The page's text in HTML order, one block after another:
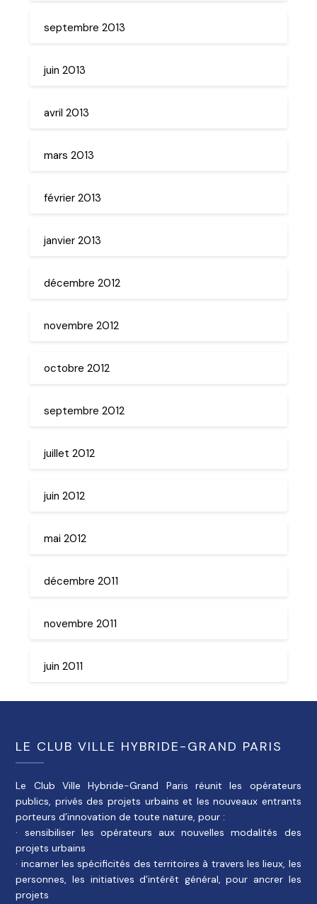
septembre 2013
juin 2013
avril 2013
mars 2013
février 2013
janvier 2013
décembre 2012
novembre 2012
octobre 2012
septembre 2012
juillet 2012
juin 2012
mai 2012
décembre 2011
novembre 2011
juin 2011
LE CLUB VILLE HYBRIDE-GRAND PARIS
Le Club Ville Hybride-Grand Paris réunit les opérateurs
publics, privés des projets urbains et les nouveaux entrants
porteurs d’innovation de toute nature, pour :
· sensibiliser les opérateurs aux nouvelles modalités des
projets urbains
· incarner les spécificités des territoires à travers les lieux, les
personnes, les initiatives d’intérêt général, pour ancrer les
projets